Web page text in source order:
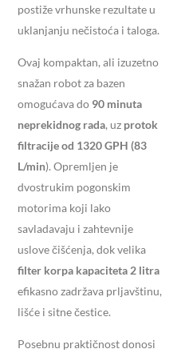
postiže vrhunske rezultate u
uklanjanju nečistoća i taloga.
Ovaj kompaktan, ali izuzetno
snažan robot za bazen
omogućava do 90 minuta
neprekidnog rada, uz protok
filtracije od 1320 GPH (83
L/min). Opremljen je
dvostrukim pogonskim
motorima koji lako
savladavaju i zahtevnije
uslove čišćenja, dok velika
filter korpa kapaciteta 2 litra
efikasno zadržava prljavštinu,
lišće i sitne čestice.
Posebnu praktičnost donosi